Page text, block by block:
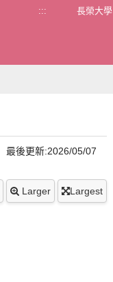
::: 長榮大學
最後更新:2026/05/07
Larger Largest